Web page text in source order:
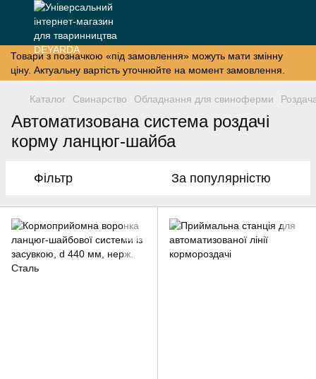
Товари з позначкою «під замовлення» можуть мати змінну
ціну. Актуальну вартість уточнюйте на момент замовлення.
Каталог Свинарство Обладнання для свиноферми
Автоматизована система роздачі
корму ланцюг-шайба
Фільтр За популярністю